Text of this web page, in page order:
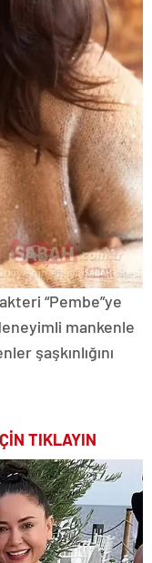
“Pembe”ye
mankenle
şaşkınlığını
TIKLAYIN